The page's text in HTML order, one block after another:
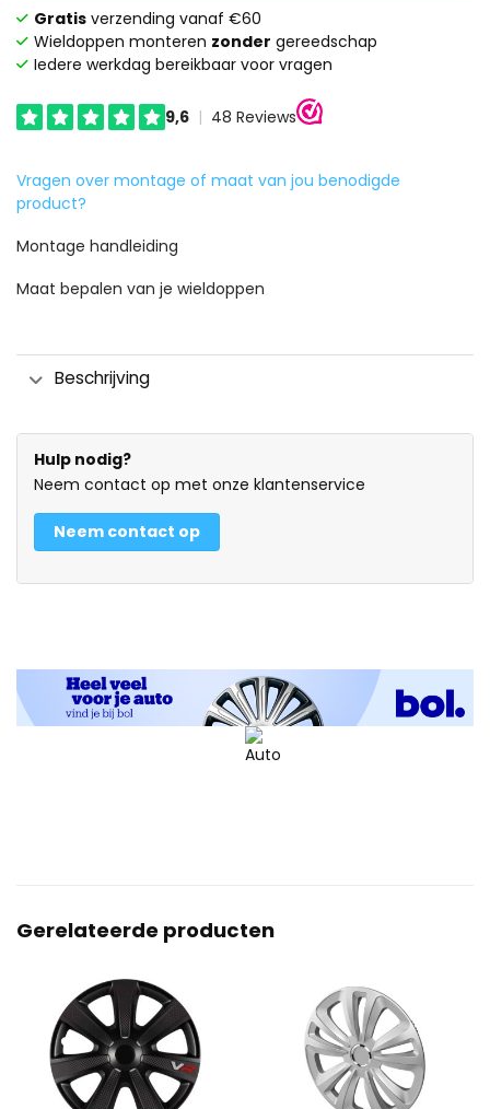
Gratis verzending vanaf €60
Wieldoppen monteren zonder gereedschap
Iedere werkdag bereikbaar voor vragen
Vragen over montage of maat van jou benodigde
product?
Montage handleiding
Maat bepalen van je wieldoppen
Beschrijving
Hulp nodig?
Neem contact op met onze klantenservice
Neem contact op
Gerelateerde producten